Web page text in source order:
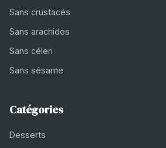
Sans crustacés
Sans arachides
Sans céleri
Sans sésame
Catégories
Desserts